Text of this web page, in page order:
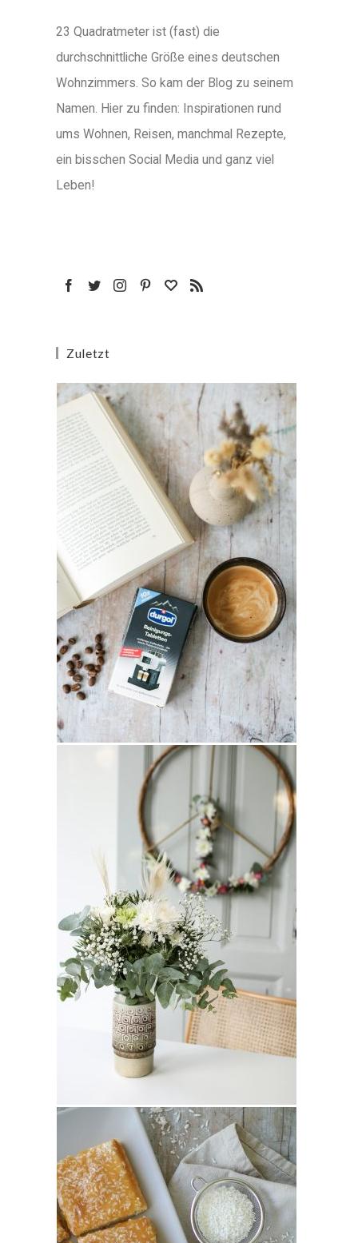
23 Quadratmeter ist (fast) die
durchschnittliche Größe eines deutschen
Wohnzimmers. So kam der Blog zu seinem
Namen. Hier zu finden: Inspirationen rund
ums Wohnen, Reisen, manchmal Rezepte,
ein bisschen Social Media und ganz viel
Leben!
Zuletzt